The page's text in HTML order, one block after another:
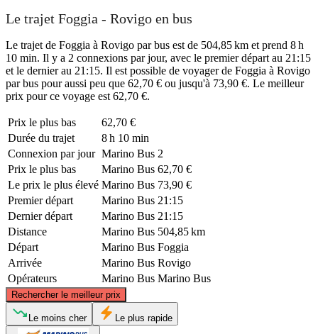
Le trajet Foggia - Rovigo en bus
Le trajet de Foggia à Rovigo par bus est de 504,85 km et prend 8 h
10 min. Il y a 2 connexions par jour, avec le premier départ au 21:15
et le dernier au 21:15. Il est possible de voyager de Foggia à Rovigo
par bus pour aussi peu que 62,70 € ou jusqu'à 73,90 €. Le meilleur
prix pour ce voyage est 62,70 €.
Prix ​​le plus bas
62,70 €
Durée du trajet
8 h 10 min
Connexion par jour Marino Bus 2
Prix ​​le plus bas
Marino Bus 62,70 €
Le prix le plus élevé Marino Bus 73,90 €
Premier départ
Marino Bus 21:15
Dernier départ
Marino Bus 21:15
Distance
Marino Bus 504,85 km
Départ
Marino Bus Foggia
Arrivée
Marino Bus Rovigo
Opérateurs
Marino Bus Marino Bus
Rechercher le meilleur prix
Rovigo
©CARTO , ©OpenStreetMap
Le moins cher Le plus rapide